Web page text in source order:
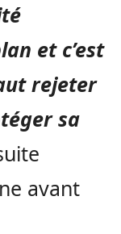
et c’est
rejeter
sa
avant